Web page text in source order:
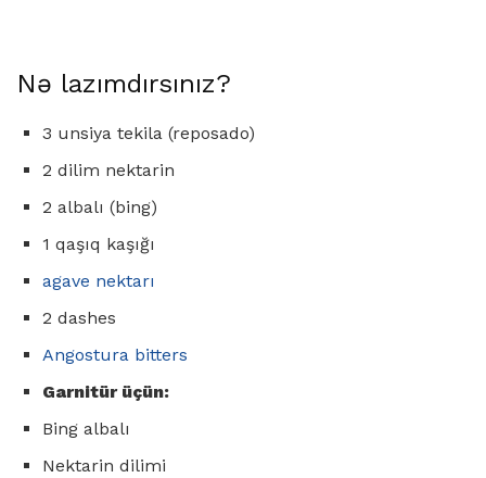
Nə lazımdırsınız?
3 unsiya tekila (reposado)
2 dilim nektarin
2 albalı (bing)
1 qaşıq kaşığı
agave nektarı
2 dashes
Angostura bitters
Garnitür üçün:
Bing albalı
Nektarin dilimi